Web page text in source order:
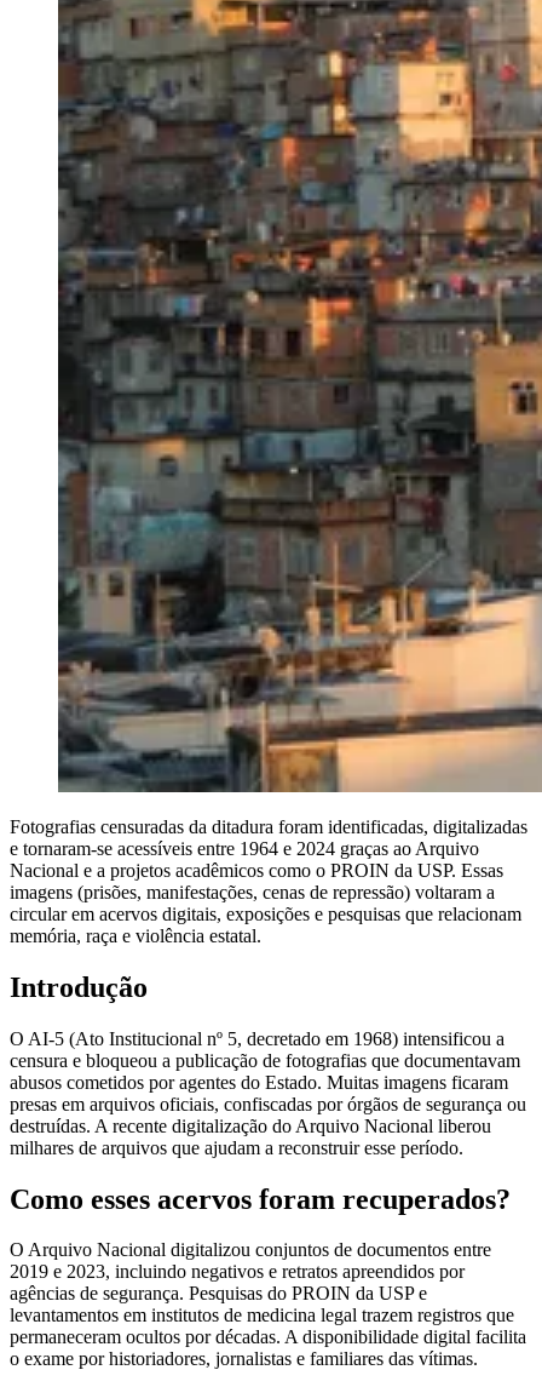
Fotografias censuradas da ditadura foram identificadas, digitalizadas
e tornaram-se acessíveis entre 1964 e 2024 graças ao Arquivo
Nacional e a projetos acadêmicos como o PROIN da USP. Essas
imagens (prisões, manifestações, cenas de repressão) voltaram a
circular em acervos digitais, exposições e pesquisas que relacionam
memória, raça e violência estatal.
Introdução
O AI-5 (Ato Institucional nº 5, decretado em 1968) intensificou a
censura e bloqueou a publicação de fotografias que documentavam
abusos cometidos por agentes do Estado. Muitas imagens ficaram
presas em arquivos oficiais, confiscadas por órgãos de segurança ou
destruídas. A recente digitalização do Arquivo Nacional liberou
milhares de arquivos que ajudam a reconstruir esse período.
Como esses acervos foram recuperados?
O Arquivo Nacional digitalizou conjuntos de documentos entre
2019 e 2023, incluindo negativos e retratos apreendidos por
agências de segurança. Pesquisas do PROIN da USP e
levantamentos em institutos de medicina legal trazem registros que
permaneceram ocultos por décadas. A disponibilidade digital facilita
o exame por historiadores, jornalistas e familiares das vítimas.